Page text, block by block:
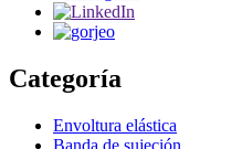
Categoría
Envoltura elástica